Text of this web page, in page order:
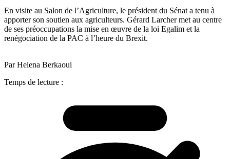
En visite au Salon de l’Agriculture, le président du Sénat a tenu à
apporter son soutien aux agriculteurs. Gérard Larcher met au centre
de ses préoccupations la mise en œuvre de la loi Egalim et la
renégociation de la PAC à l’heure du Brexit.
Par Helena Berkaoui
Temps de lecture :